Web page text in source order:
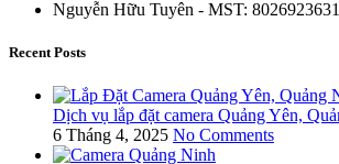
Nguyễn Hữu Tuyên - MST: 8026923631
Recent Posts
Dịch vụ lắp đặt camera Quảng Yên,
6 Tháng 4, 2025 No Comments